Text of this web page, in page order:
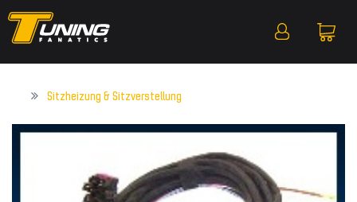
Sitzheizung & Sitzverstellung